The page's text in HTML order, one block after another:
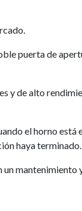
puerta de
y de alto
el horno
haya terminado.
mantenimiento